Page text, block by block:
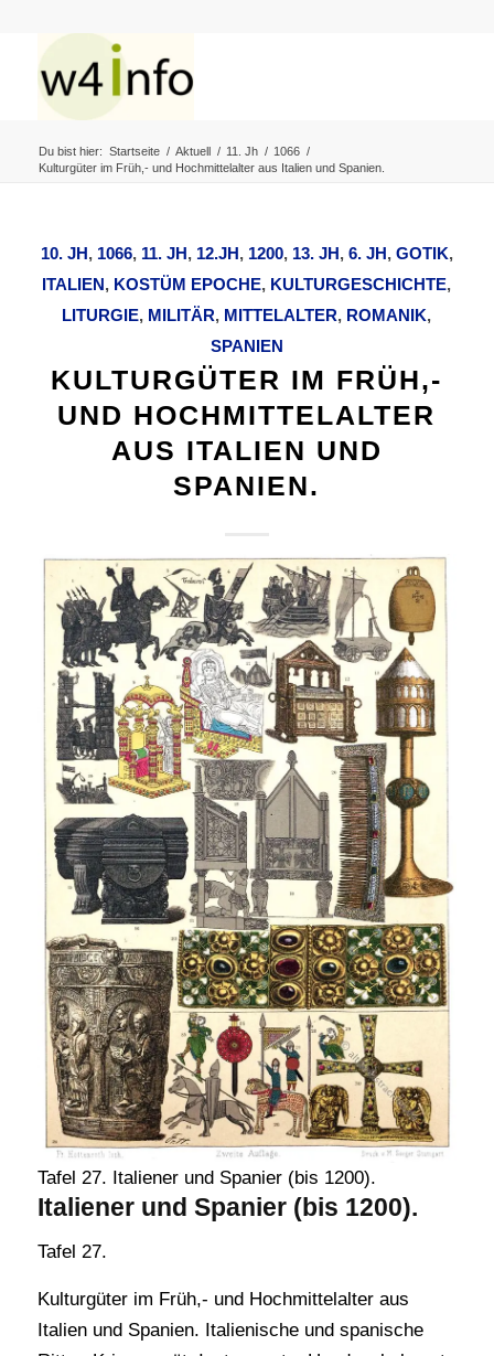
Du bist hier: Startseite / Aktuell / 11. Jh / 1066 /
Kulturgüter im Früh,- und Hochmittelalter aus Italien und Spanien.
10. JH, 1066, 11. JH, 12.JH, 1200, 13. JH, 6. JH, GOTIK,
ITALIEN, KOSTÜM EPOCHE, KULTURGESCHICHTE,
LITURGIE, MILITÄR, MITTELALTER, ROMANIK,
SPANIEN
KULTURGÜTER IM FRÜH,-
UND HOCHMITTELALTER
AUS ITALIEN UND
SPANIEN.
Tafel 27. Italiener und Spanier (bis 1200).
Italiener und Spanier (bis 1200).
Tafel 27.
Kulturgüter im Früh,- und Hochmittelalter aus
Italien und Spanien. Italienische und spanische